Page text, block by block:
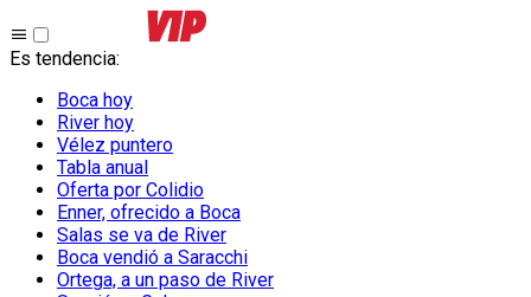
Es tendencia:
Boca hoy
River hoy
Vélez puntero
Tabla anual
Oferta por Colidio
Enner, ofrecido a Boca
Salas se va de River
Boca vendió a Saracchi
Ortega, a un paso de River